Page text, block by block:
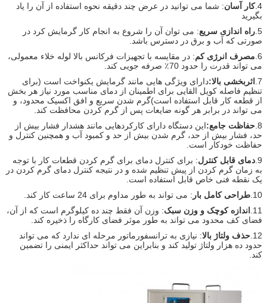
4. کار آسان: شما می توانید در عرض چند دقیقه نحوه استفاده از آن را یاد
بگیرید
5. راه اندازی سریع: می توان آن را شروع به انجام کار گرمایش کرد در
صورتی که آب و برق در دسترس باشد.
6. مصرف انرژی کم: در مقایسه با تجهیزات فرکانس بالا لوله خلاء معمولی،
می تواند قدرت را حدود 70٪ صرفه جویی کند.
7. اثربخشی بالا:دارای ویژگی هایی مانند گرمایش یکنواخت است (برای
تنظیم فاصله کویل القایی برای اطمینان از دمای مناسب مورد نیاز هر بخش
از قطعه کار قابل استفاده است)گرم شدن سریع و افق اکسیک محدود، و
می تواند در برابر هر گونه ضایعات پس از گرم کردن محافظت کند.
8. حفاظت جامع:این دستگاه دارای کارکردهایی مانند هشدار فشار بیش از
حد، فشار بیش از حد، گرم شدن بیش از حد و کمبود آب و همچنین کنترل و
حفاظت خودکار است.
9. دمای قابل کنترل: برای کنترل دمای برای گرم کردن قطعات کار با توجه
به زمان گرم کردن از پیش تنظیم شده و در نتیجه کنترل دمای گرم کردن در
یک نقطه فنی خاص قابل استفاده است.
10. طراحی کامل بار : می تواند به طور مداوم برای 24 ساعت کار کند.
11. اندازه کوچک و وزن سبک: وزن آن فقط چند ده کیلوگرم است که از آن،
فضای کف محدود می تواند به طور موثر فضای کارگاه را ذخیره کند.
12. حذف ولتاژ بالا: نیازی به ترانسفورماتور مرحله ای ندارد که می تواند
حدود ده هزار ولتاژ تولید کند و بنابراین می تواند حداکثر ایمنی را تضمین
کند.